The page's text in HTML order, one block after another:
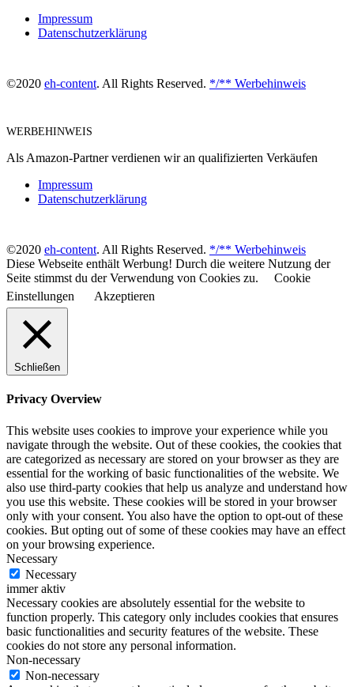
Impressum
Datenschutzerklärung
©2020 eh-content. All Rights Reserved. */** Werbehinweis
WERBEHINWEIS
Als Amazon-Partner verdienen wir an qualifizierten Verkäufen
Impressum
Datenschutzerklärung
©2020 eh-content. All Rights Reserved. */** Werbehinweis
Diese Webseite enthält Werbung! Durch die weitere Nutzung der
Seite stimmst du der Verwendung von Cookies zu.
Cookie
Einstellungen
Akzeptieren
Schließen
Privacy Overview
This website uses cookies to improve your experience while you
navigate through the website. Out of these cookies, the cookies that
are categorized as necessary are stored on your browser as they are
essential for the working of basic functionalities of the website. We
also use third-party cookies that help us analyze and understand how
you use this website. These cookies will be stored in your browser
only with your consent. You also have the option to opt-out of these
cookies. But opting out of some of these cookies may have an effect
on your browsing experience.
Necessary
Necessary
immer aktiv
Necessary cookies are absolutely essential for the website to
function properly. This category only includes cookies that ensures
basic functionalities and security features of the website. These
cookies do not store any personal information.
Non-necessary
Non-necessary